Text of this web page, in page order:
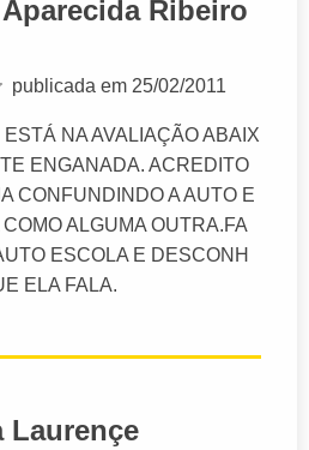
Ribeiro
publicada em 25/02/2011
NA AVALIAÇÃO ABAIX
ENGANADA. ACREDITO
CONFUNDINDO A AUTO E
ALGUMA OUTRA.FA
ESCOLA E DESCONH
ELA FALA.
Laurençe